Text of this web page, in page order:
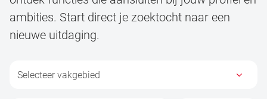
ambities. Start direct je zoektocht naar een
nieuwe uitdaging.